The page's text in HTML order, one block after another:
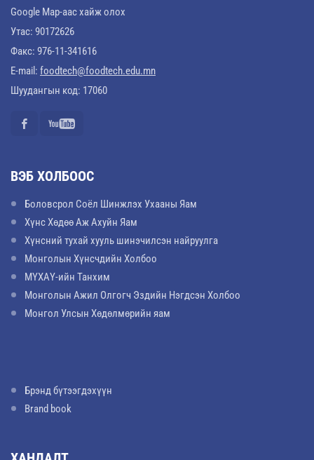
Google Map-аас хайж олох
Утас: 90172626
Факс: 976-11-341616
E-mail: foodtech@foodtech.edu.mn
Шуудангын код: 17060
ВЭБ ХОЛБООС
Боловсрол Соёл Шинжлэх Ухааны Яам
Хүнс Хөдөө Аж Ахуйн Яам
Хүнсний тухай хууль шинэчилсэн найруулга
Монголын Хүнсчдийн Холбоо
МҮХАҮ-ийн Танхим
Монголын Ажил Олгогч Эздийн Нэгдсэн Холбоо
Монгол Улсын Хөдөлмөрийн яам
Брэнд бүтээгдэхүүн
Brand book